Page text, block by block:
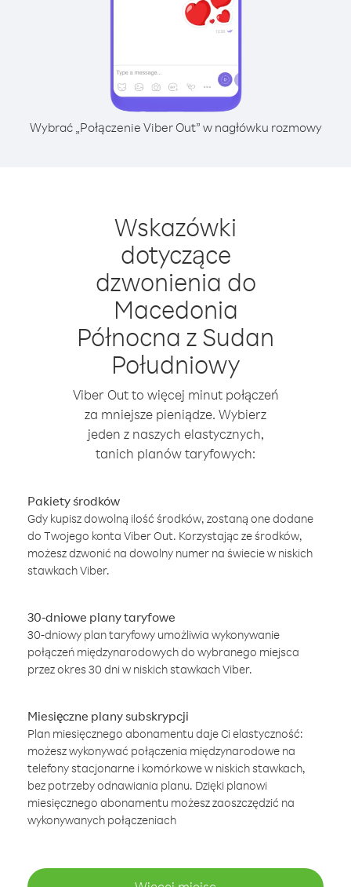
Wybrać „Połączenie Viber Out” w nagłówku rozmowy
Wskazówki
dotyczące
dzwonienia do
Macedonia
Północna z Sudan
Południowy
Viber Out to więcej minut połączeń
za mniejsze pieniądze. Wybierz
jeden z naszych elastycznych,
tanich planów taryfowych:
Pakiety środków
Gdy kupisz dowolną ilość środków, zostaną one dodane
do Twojego konta Viber Out. Korzystając ze środków,
możesz dzwonić na dowolny numer na świecie w niskich
stawkach Viber.
30-dniowe plany taryfowe
30-dniowy plan taryfowy umożliwia wykonywanie
połączeń międzynarodowych do wybranego miejsca
przez okres 30 dni w niskich stawkach Viber.
Miesięczne plany subskrypcji
Plan miesięcznego abonamentu daje Ci elastyczność:
możesz wykonywać połączenia międzynarodowe na
telefony stacjonarne i komórkowe w niskich stawkach,
bez potrzeby odnawiania planu. Dzięki planowi
miesięcznego abonamentu możesz zaoszczędzić na
wykonywanych połączeniach